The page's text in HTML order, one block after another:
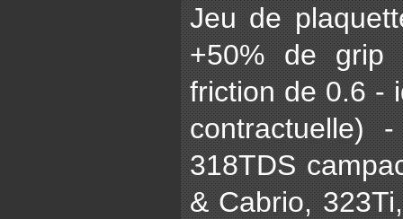
Jeu de
+50% de grip
friction de 0.6 -
contractuelle)
318TDS
& Cabrio,